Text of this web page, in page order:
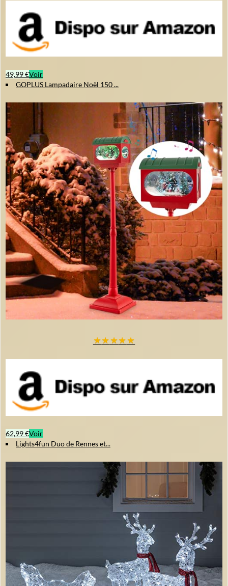
49,99 €Voir
GOPLUS Lampadaire Noël 150 ...
★★★★★
62,99 €Voir
Lights4fun Duo de Rennes et...